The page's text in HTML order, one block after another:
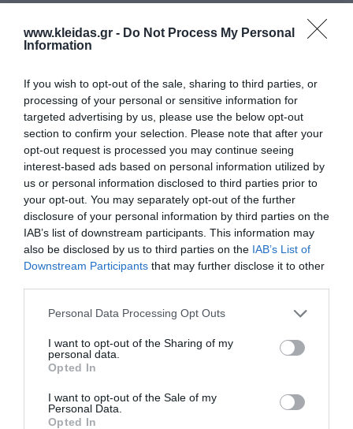
www.kleidas.gr - Do Not Process My Personal
Information
If you wish to opt-out of the sale, sharing to third parties, or
processing of your personal or sensitive information for
targeted advertising by us, please use the below opt-out
section to confirm your selection. Please note that after your
opt-out request is processed you may continue seeing
interest-based ads based on personal information utilized by
us or personal information disclosed to third parties prior to
your opt-out. You may separately opt-out of the further
disclosure of your personal information by third parties on the
IAB’s list of downstream participants. This information may
also be disclosed by us to third parties on the IAB’s List of
Downstream Participants that may further disclose it to other
Personal Data Processing Opt Outs
I want to opt-out of the Sharing of my
personal data.
Opted In
I want to opt-out of the Sale of my
Personal Data.
Opted In
ΗNathan είναι ένας διεθνής ηγέτης στον σχεδιασμό
και την παροχή επαγγελματικού εκπαιδευτικού
εξοπλισμού. Η γκάμα της περιλαμβάνει από
εξειδικευμένο υλικό ψυχοκινητικής έως μικροέπιπλα
για συμβολικό παιχνίδι, όλα κατασκευασμένα για να
αντέχουν στη σκληρή χρήση σε σχολικά
με τα ευρωπαϊκά πρότυπα ασφαλείας και τις
βιοδιασπώμενα υλικά). Η επιλογή της Nathan για τον
εξοπλισμό νηπιαγωγείων και κέντρων δεξιοτήτων
εγγυάται αξιοπιστία, παιδαγωγική αρτιότητα και μια
σύγχρονους εκπαιδευτικούς οργανισμούς.